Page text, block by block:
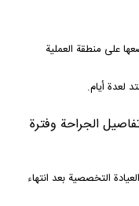
على منطقة العملية
لعدة أيام.
الجراحة وفترة
التخصصية بعد انتهاء